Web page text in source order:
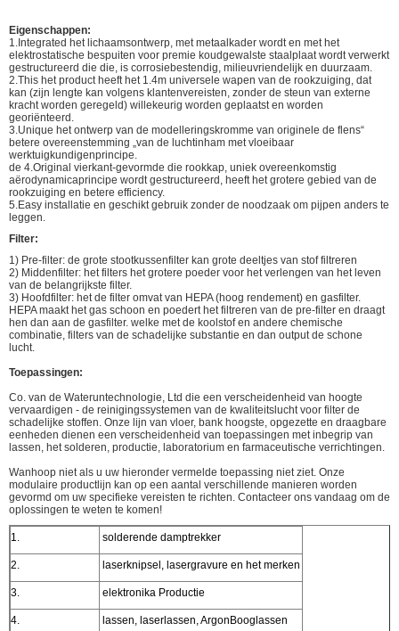
Eigenschappen:
1.Integrated het lichaamsontwerp, met metaalkader wordt en met het
elektrostatische bespuiten voor premie koudgewalste staalplaat wordt verwerkt
gestructureerd die die, is corrosiebestendig, milieuvriendelijk en duurzaam.
2.This het product heeft het 1.4m universele wapen van de rookzuiging, dat
kan (zijn lengte kan volgens klantenvereisten, zonder de steun van externe
kracht worden geregeld) willekeurig worden geplaatst en worden
georiënteerd.
3.Unique het ontwerp van de modelleringskromme van originele de flens“
betere overeenstemming „van de luchtinham met vloeibaar
werktuigkundigenprincipe.
de 4.Original vierkant-gevormde die rookkap, uniek overeenkomstig
aërodynamicaprincipe wordt gestructureerd, heeft het grotere gebied van de
rookzuiging en betere efficiency.
5.Easy installatie en geschikt gebruik zonder de noodzaak om pijpen anders te
leggen.
Filter:
1) Pre-filter: de grote stootkussenfilter kan grote deeltjes van stof filtreren
2) Middenfilter: het filters het grotere poeder voor het verlengen van het leven
van de belangrijkste filter.
3) Hoofdfilter: het de filter omvat van HEPA (hoog rendement) en gasfilter.
HEPA maakt het gas schoon en poedert het filtreren van de pre-filter en draagt
hen dan aan de gasfilter. welke met de koolstof en andere chemische
combinatie, filters van de schadelijke substantie en dan output de schone
lucht.
Toepassingen:
Co. van de Wateruntechnologie, Ltd die een verscheidenheid van hoogte
vervaardigen - de reinigingssystemen van de kwaliteitslucht voor filter de
schadelijke stoffen. Onze lijn van vloer, bank hoogste, opgezette en draagbare
eenheden dienen een verscheidenheid van toepassingen met inbegrip van
lassen, het solderen, productie, laboratorium en farmaceutische verrichtingen.
Wanhoop niet als u uw hieronder vermelde toepassing niet ziet. Onze
modulaire productlijn kan op een aantal verschillende manieren worden
gevormd om uw specifieke vereisten te richten. Contacteer ons vandaag om de
oplossingen te weten te komen!
1. solderende damptrekker
2. laserknipsel, lasergravure en het merken
3. elektronika Productie
4. lassen, laserlassen, ArgonBooglassen